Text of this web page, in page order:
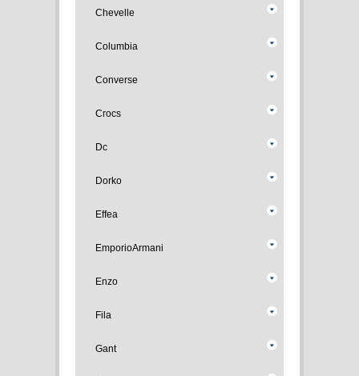
Chevelle
Columbia
Converse
Crocs
Dc
Dorko
Effea
EmporioArmani
Enzo
Fila
Gant